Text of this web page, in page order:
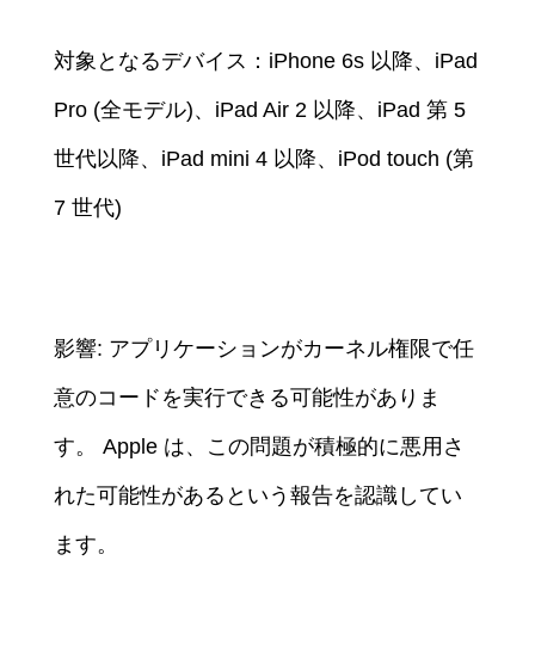
対象となるデバイス：iPhone 6s 以降、iPad
Pro (全モデル)、iPad Air 2 以降、iPad 第 5
世代以降、iPad mini 4 以降、iPod touch (第
7 世代)
影響: アプリケーションがカーネル権限で任
意のコードを実行できる可能性がありま
す。 Apple は、この問題が積極的に悪用さ
れた可能性があるという報告を認識してい
ます。